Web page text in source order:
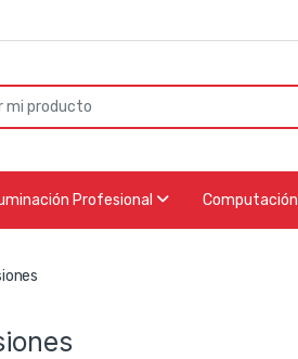
Profesional Computación